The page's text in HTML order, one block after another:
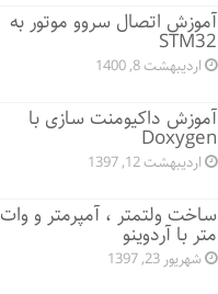
آموزش اتصال سروو موتور به
STM32
اردیبهشت 8, 1400
آموزش داکیومنت سازی با
Doxygen
اردیبهشت 12, 1397
ساخت ولتمتر ، آمپرمتر و وات
متر با آردوینو
شهریور 23, 1397